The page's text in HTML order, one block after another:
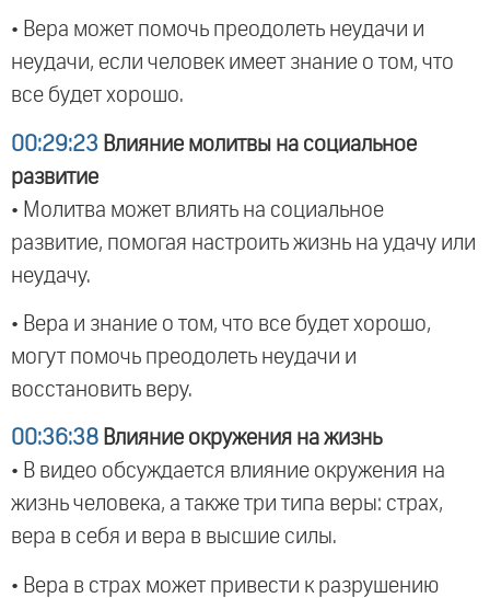
• Вера может помочь преодолеть неудачи и
неудачи, если человек имеет знание о том, что
все будет хорошо.
00:29:23 Влияние молитвы на социальное
развитие
• Молитва может влиять на социальное
развитие, помогая настроить жизнь на удачу или
неудачу.
• Вера и знание о том, что все будет хорошо,
могут помочь преодолеть неудачи и
восстановить веру.
00:36:38 Влияние окружения на жизнь
• В видео обсуждается влияние окружения на
жизнь человека, а также три типа веры: страх,
вера в себя и вера в высшие силы.
• Вера в страх может привести к разрушению